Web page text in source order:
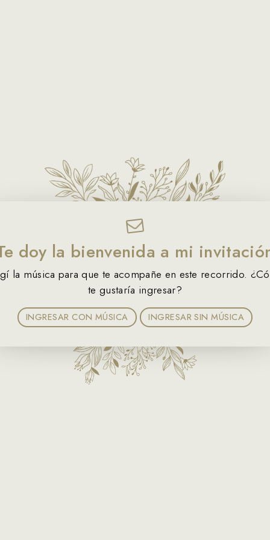
Milena
MIS 15 AÑOS
12 • 09 • 2026
doy la bienvenida a mi
la música para que te acompañe en este recorrido.
te gustaría ingresar?
INGRESAR CON MÚSICA INGRESAR SIN MÚSICA